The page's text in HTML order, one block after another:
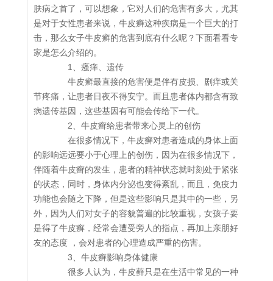
肤病之首了，可以想象，它对人们的危害有多大，尤其
是对于女性患者来说，牛皮癣这种疾病是一个巨大的打
击，那么女子牛皮癣的危害到底有什么呢？下面看看专
家是怎么介绍的。
1、瘙痒、遗传
牛皮癣最直接的危害便是伴有皮损、剧痒或关
节疼痛，让患者日夜不得安宁。而且患者体内都含有致
病遗传基因，这些基因有可能会传给下一代。
2、牛皮癣给患者带来心灵上的创伤
在很多情况下，牛皮癣对患者造成的身体上面
的影响远远要小于心理上的创伤，因为在很多情况下，
伴随着牛皮癣的发生，患者的精神状态就时刻处于紧张
的状态，同时，身体内分泌也变得紊乱，而且，免疫力
功能也会随之下降，但是这些影响只是其中的一些，另
外，因为人们对女子的容貌普遍的比较重视，女孩子要
是得了牛皮癣，经常会遭受旁人的指点，再加上亲朋好
友的态度 ，会对患者的心理造成严重的伤害。
3、牛皮癣影响身体健康
很多人认为，牛皮藓只是在生活中常见的一种